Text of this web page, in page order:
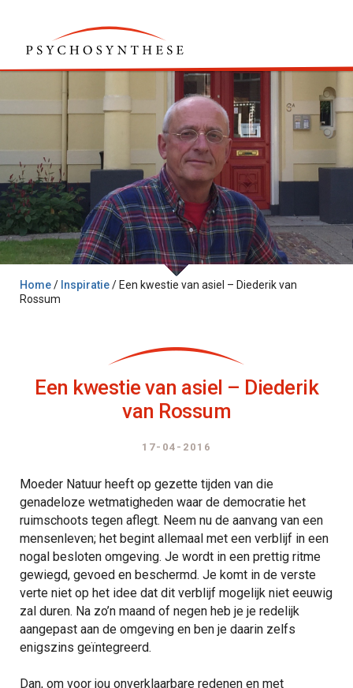
Home/ Inspiratie/ Een kwestie van asiel – Diederik van
Rossum
Een kwestie van asiel – Diederik
van Rossum
17-04-2016
Moeder Natuur heeft op gezette tijden van die
genadeloze wetmatigheden waar de democratie het
ruimschoots tegen aflegt. Neem nu de aanvang van een
mensenleven; het begint allemaal met een verblijf in een
nogal besloten omgeving. Je wordt in een prettig ritme
gewiegd, gevoed en beschermd. Je komt in de verste
verte niet op het idee dat dit verblijf mogelijk niet eeuwig
zal duren. Na zo’n maand of negen heb je je redelijk
aangepast aan de omgeving en ben je daarin zelfs
enigszins geïntegreerd.
Dan, om voor jou onverklaarbare redenen en met